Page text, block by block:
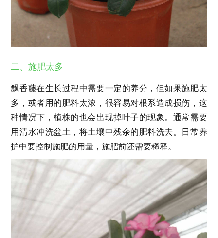
二、施肥太多
飘香藤在生长过程中需要一定的养分，但如果施肥太
多，或者用的肥料太浓，很容易对根系造成损伤，这
种情况下，植株的也会出现掉叶子的现象。通常需要
用清水冲洗盆土，将土壤中残余的肥料洗去。日常养
护中要控制施肥的用量，施肥前还需要稀释。